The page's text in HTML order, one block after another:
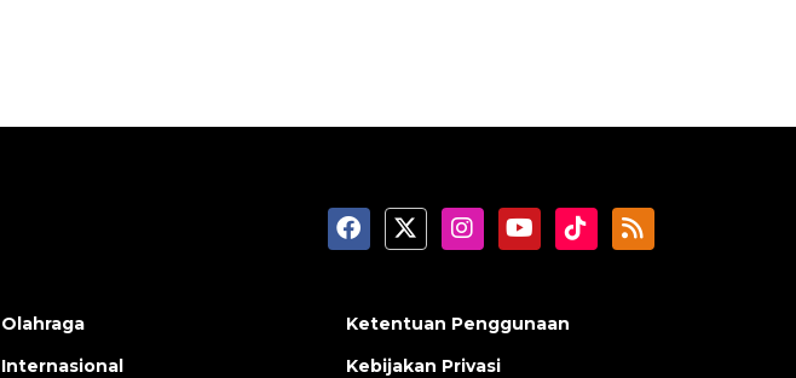
Olahraga
Internasional
Ketentuan Penggunaan
Kebijakan Privasi